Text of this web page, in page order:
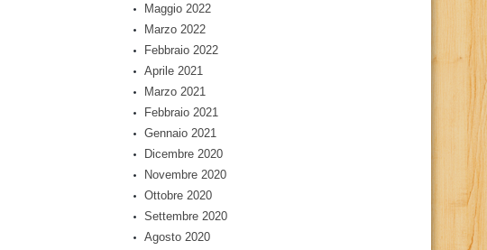
Maggio 2022
Marzo 2022
Febbraio 2022
Aprile 2021
Marzo 2021
Febbraio 2021
Gennaio 2021
Dicembre 2020
Novembre 2020
Ottobre 2020
Settembre 2020
Agosto 2020